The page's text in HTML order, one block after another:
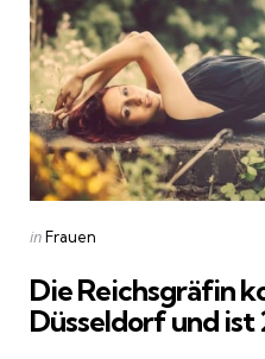
Posted
inFrauen
Die Reichsgräfin
Düsseldorf und ist